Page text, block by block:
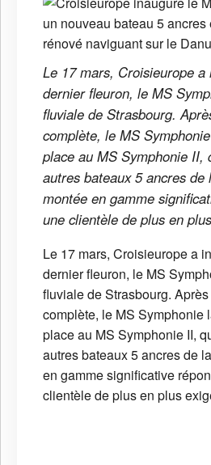
Le 17 mars, Croisieurope a
dernier fleuron, le MS
fluviale de Strasbourg.
complète, le MS
place au MS Symphonie II,
autres bateaux 5 ancres de
montée en gamme
une clientèle de plus en
Le 17 mars, Croisieurope a
dernier fleuron, le MS
fluviale de Strasbourg.
complète, le MS Symphonie
place au MS Symphonie II,
autres bateaux 5 ancres de
en gamme significative
clientèle de plus en plus